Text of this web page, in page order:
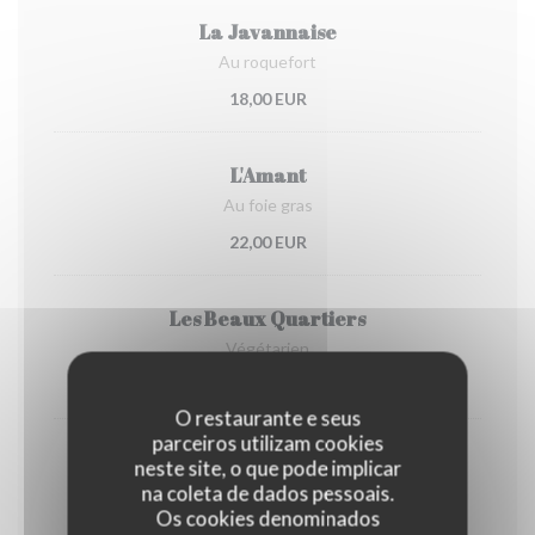
O restaurante e seus
parceiros utilizam cookies
neste site, o que pode implicar
na coleta de dados pessoais.
Os cookies denominados
La Javannaise
Au roquefort
18,00 EUR
L'Amant
Au foie gras
22,00 EUR
Les Beaux Quartiers
Végétarien
Sous les ponts de Paris
Au cheddar et poulet
14,00 EUR